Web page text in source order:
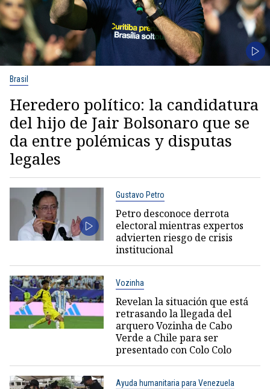
Brasil
Heredero político: la candidatura
del hijo de Jair Bolsonaro que se
da entre polémicas y disputas
legales
Gustavo Petro
Petro desconoce derrota
electoral mientras expertos
advierten riesgo de crisis
institucional
Vozinha
Revelan la situación que está
retrasando la llegada del
arquero Vozinha de Cabo
Verde a Chile para ser
presentado con Colo Colo
Ayuda humanitaria para Venezuela